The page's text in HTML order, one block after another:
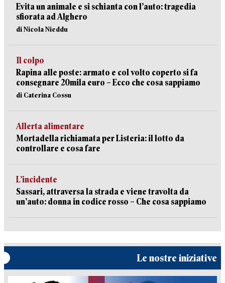
Evita un animale e si schianta con l’auto: tragedia
sfiorata ad Alghero
di Nicola Nieddu
Il colpo
Rapina alle poste: armato e col volto coperto si fa
consegnare 20mila euro – Ecco che cosa sappiamo
di Caterina Cossu
Allerta alimentare
Mortadella richiamata per Listeria: il lotto da
controllare e cosa fare
L’incidente
Sassari, attraversa la strada e viene travolta da
un’auto: donna in codice rosso – Che cosa sappiamo
Le nostre iniziative